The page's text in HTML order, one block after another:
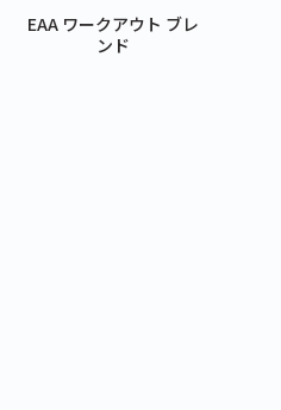
EAA ワークアウト ブレ
ンド